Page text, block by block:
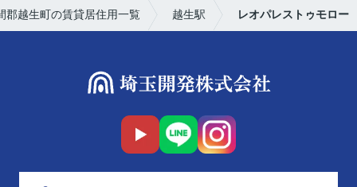
郡越生町の賃貸居住用一覧 越生駅 レオパレストゥモロー